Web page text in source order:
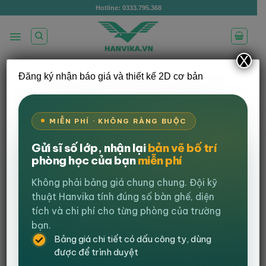
qua
dung
Hotline: 0333.795.368
Dự án triển khai Setup văn phòng Lớp
học công nghệ Mindx – Bắc Ninh
Đăng vào31 Tháng 8, 2023 bởiadmin
Views: 3.491
Nội dung bài viết
Hanvika Setup Không Gian Lớp Học Công Nghệ MindX
Hải Phòng Với 120 Bộ Bàn Ghế Hiện Đại
Giải Pháp Bàn Ghế Phù Hợp Cho Lớp Học Công Nghệ Hiện Đại
Bàn Chân Chữ T Chắc Chắn – Thiết Kế Tối Ưu Cho Không
Gian Học Tập
Đăng ký nhận báo giá và thiết kế 2D cơ bản
MIỄN PHÍ · KHÔNG RÀNG BUỘC
Gửi sĩ số lớp, nhận lạibản vẽ bố trí
phòng học của bạnmiễn phí
Không phải bảng giá chung chung. Đội kỹ
thuật Hanvika tính đúng số bàn ghế, diện
tích và chi phí cho từng phòng của trường
bạn.
Bảng giá chi tiết có dấu công ty, dùng
được để trình duyệt
X